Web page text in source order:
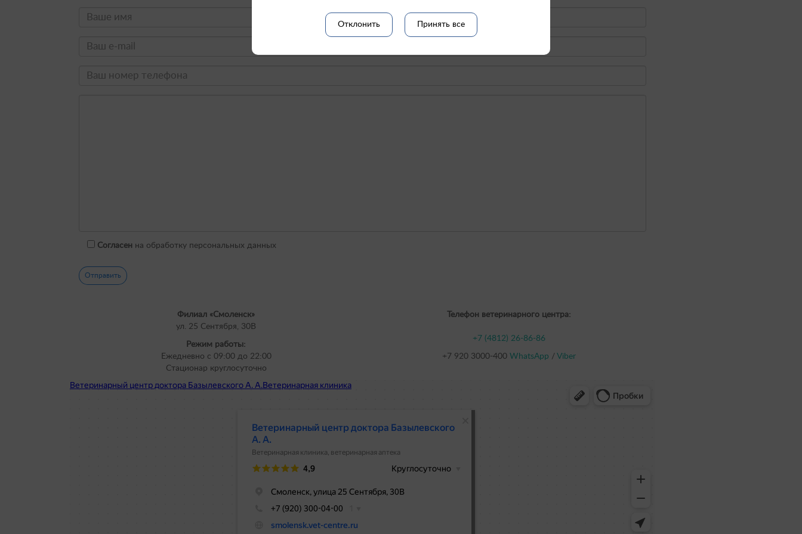
Согласен на обработку персональных данных
Филиал «Смоленск»
ул. 25 Сентября, 30В
Режим работы:
Ежедневно с 09:00 до 22:00
Cтационар круглосуточно
Телефон ветеринарного центра:
+7 (4812) 26-86-86
+7 920 3000-400 WhatsApp / Viber
Отклонить Принять все